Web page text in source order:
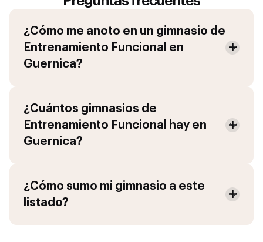
¿Cómo me anoto en un gimnasio de
Entrenamiento Funcional en
Guernica?
¿Cuántos gimnasios de
Entrenamiento Funcional
hay en
Guernica?
¿Cómo sumo mi gimnasio a este
listado?